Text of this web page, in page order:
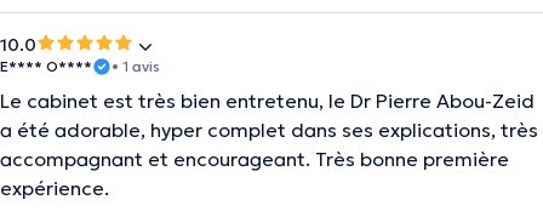
10.0
E**** O**** • 1 avis
Le cabinet est très bien entretenu, le Dr Pierre Abou-Zeid
a été adorable, hyper complet dans ses explications, très
accompagnant et encourageant. Très bonne première
expérience.